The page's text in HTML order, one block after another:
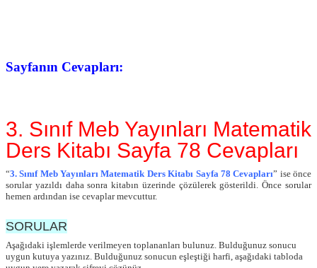
Sayfanın Cevapları:
3. Sınıf Meb Yayınları Matematik
Ders Kitabı Sayfa 78 Cevapları
“3. Sınıf Meb Yayınları Matematik Ders Kitabı Sayfa 78 Cevapları” ise önce
sorular yazıldı daha sonra kitabın üzerinde çözülerek gösterildi. Önce sorular
hemen ardından ise cevaplar mevcuttur.
SORULAR
Aşağıdaki işlemlerde verilmeyen toplananları bulunuz. Bulduğunuz sonucu
uygun kutuya yazınız. Bulduğunuz sonucun eşleştiği harfi, aşağıdaki tabloda